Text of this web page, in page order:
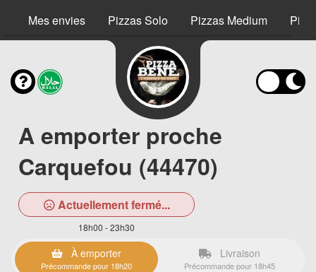
Mes envies Pizzas Solo Pizzas Medium
A emporter proche
Carquefou (44470)
Actuellement fermé...
18h00 - 23h30
À emporter
Précommande pour 18h20
Livraison
Précommande pour 18h45